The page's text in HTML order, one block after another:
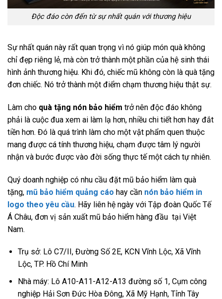
Độc đáo còn đến từ sự nhất quán với thương hiệu
Sự nhất quán này rất quan trọng vì nó giúp món quà không
chỉ đẹp riêng lẻ, mà còn trở thành một phần của hệ sinh thái
hình ảnh thương hiệu. Khi đó, chiếc mũ không còn là quà tặng
đơn chiếc. Nó trở thành một điểm chạm thương hiệu thật sự.
Làm cho quà tặng nón bảo hiểm trở nên độc đáo không
phải là cuộc đua xem ai làm lạ hơn, nhiều chi tiết hơn hay đắt
tiền hơn. Đó là quá trình làm cho một vật phẩm quen thuộc
mang được cá tính thương hiệu, chạm được tâm lý người
nhận và bước được vào đời sống thực tế một cách tự nhiên.
Quý doanh nghiệp có nhu cầu đặt mũ bảo hiểm làm quà
tặng, mũ bảo hiểm quảng cáo hay cần nón bảo hiểm in
logo theo yêu cầu. Hãy liên hệ ngày với Tập đoàn Quốc Tế
Á Châu, đơn vị sản xuất mũ bảo hiểm hàng đầu tại Việt
Nam.
Trụ sở: Lô C7/II, Đường Số 2E, KCN Vĩnh Lộc, Xã Vĩnh
Lộc, TP. Hồ Chí Minh
Nhà máy: Lô A10-A11-A12-A13 đường số 1, Cụm công
nghiệp Hải Sơn Đức Hòa Đông, Xã Mỹ Hạnh, Tỉnh Tây